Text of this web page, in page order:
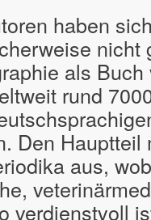
haben
nicht
als
rund
Den
aus,
verdienstvoll